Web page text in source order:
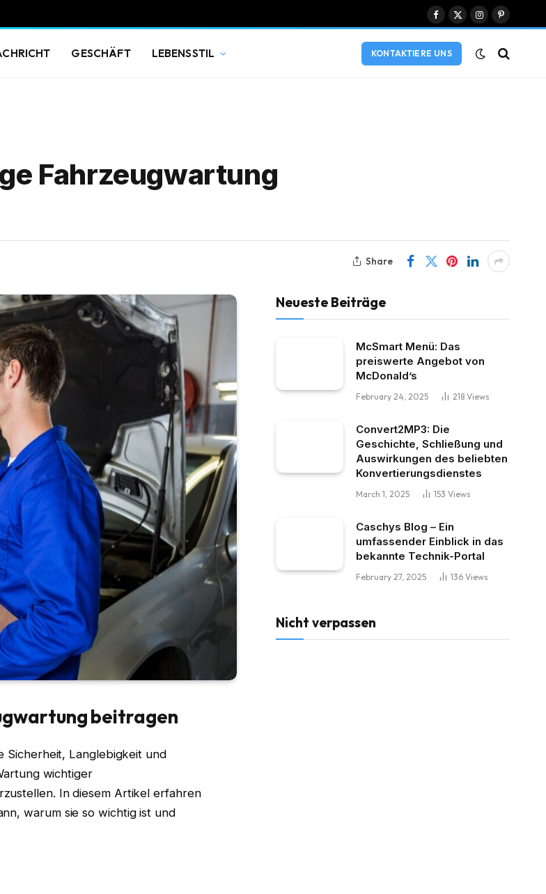
Facebook
X
InstagramPinterest
GESCHÄFT LEBENSSTIL KONTAKTIERE UNS
Fahrzeugwartung
Share
beitragen
Sicherheit, Langlebigkeit und
wichtiger
In diesem Artikel erfahren
warum sie so wichtig ist und
Neueste Beiträge
McSmart Menü: Das
preiswerte Angebot von
McDonald’s
February 24, 2025 218 Views
Convert2MP3: Die
Geschichte, Schließung und
Auswirkungen des beliebten
Konvertierungsdienstes
March 1, 2025 153 Views
Caschys Blog – Ein
umfassender Einblick in das
bekannte Technik-Portal
February 27, 2025 136 Views
Nicht verpassen